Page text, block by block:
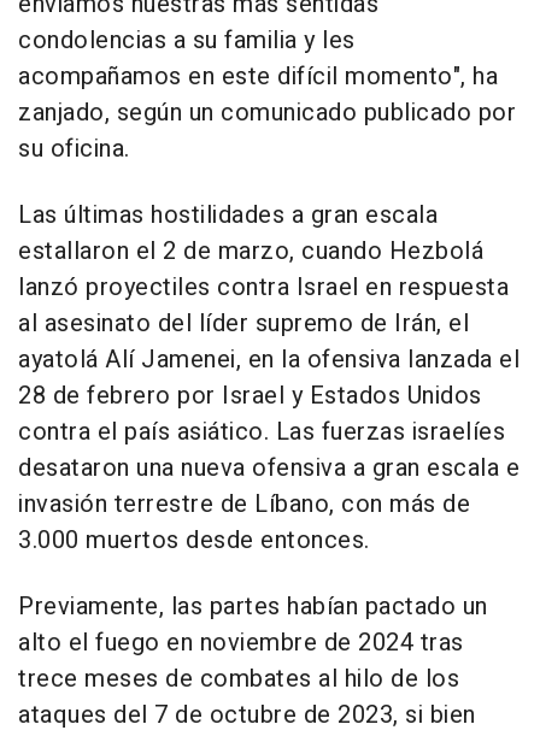
condolencias a su familia y les
acompañamos en este difícil momento", ha
zanjado, según un comunicado publicado por
su oficina.
Las últimas hostilidades a gran escala
estallaron el 2 de marzo, cuando Hezbolá
lanzó proyectiles contra Israel en respuesta
al asesinato del líder supremo de Irán, el
ayatolá Alí Jamenei, en la ofensiva lanzada el
28 de febrero por Israel y Estados Unidos
contra el país asiático. Las fuerzas israelíes
desataron una nueva ofensiva a gran escala e
invasión terrestre de Líbano, con más de
3.000 muertos desde entonces.
Previamente, las partes habían pactado un
alto el fuego en noviembre de 2024 tras
trece meses de combates al hilo de los
ataques del 7 de octubre de 2023, si bien